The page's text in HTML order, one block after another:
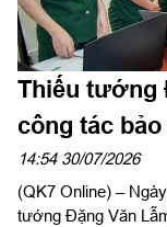
Thiếu tướng
công tác
Trường
14:54 30/07/2026
(QK7 Online) –
tướng Đặng Văn